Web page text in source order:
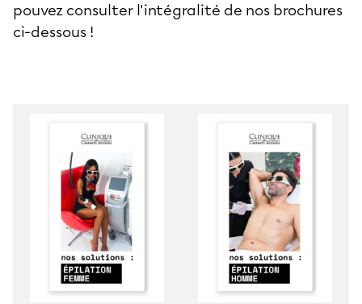
pouvez consulter l'intégralité de nos brochures
ci-dessous !